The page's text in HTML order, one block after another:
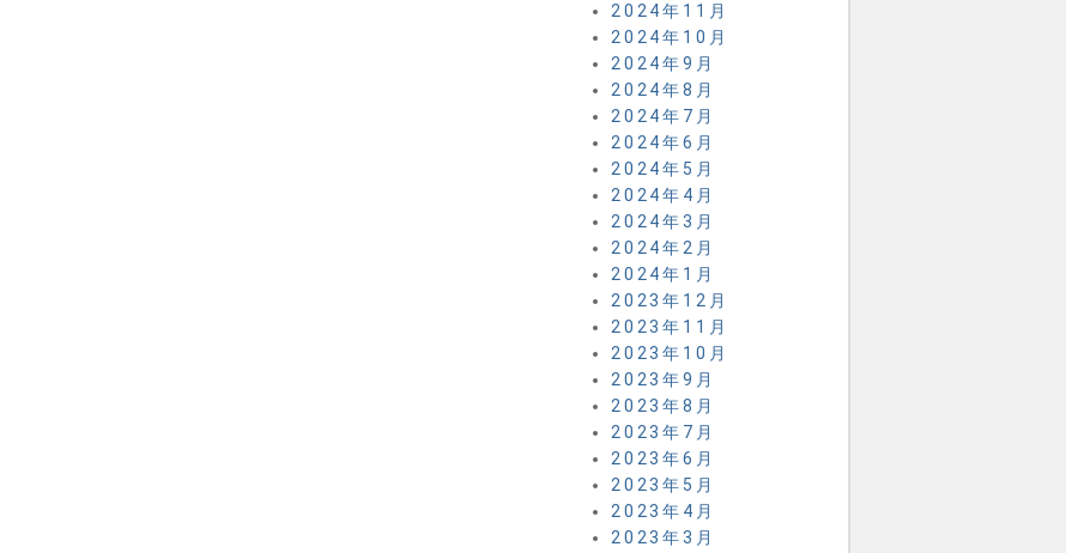
2024年11月
2024年10月
2024年9月
2024年8月
2024年7月
2024年6月
2024年5月
2024年4月
2024年3月
2024年2月
2024年1月
2023年12月
2023年11月
2023年10月
2023年9月
2023年8月
2023年7月
2023年6月
2023年5月
2023年4月
2023年3月